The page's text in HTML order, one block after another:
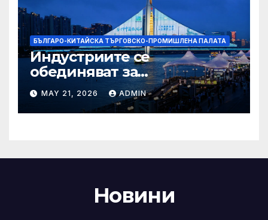
БЪЛГАРО-КИТАЙСКА ТЪРГОВСКО-ПРОМИШЛЕНА ПАЛАТА
Индустриите се
обединяват за
висококачествен растеж на
културния и
туристическия сектор
MAY 21, 2026 ADMIN
Новини